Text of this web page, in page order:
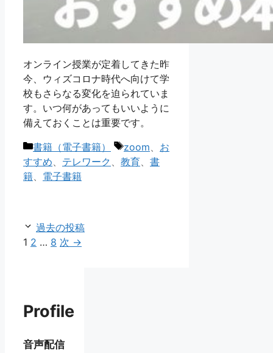
オンライン授業が定着してきた昨
今、ウィズコロナ時代へ向けて学
校もさらなる変化を迫られていま
す。いつ何があってもいいように
備えておくことは重要です。
カ
テ
ゴ
書籍（電子書籍）
タ
グ
zoom
お
すすめ
テレワーク 教育
書
籍
電子書籍
過去の投稿
ペ
1 ペ
2 … ペ
8 次 →
Profile
音声配信